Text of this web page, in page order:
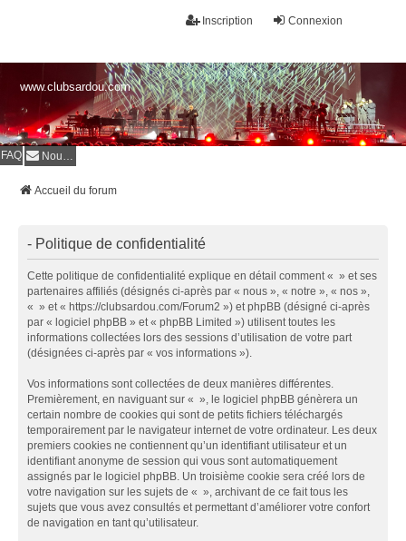
Connexion
Inscription
www.clubsardou.com
FAQ Nous contacter
Accueil du forum
- Politique de confidentialité
Cette politique de confidentialité explique en détail comment « » et ses
partenaires affiliés (désignés ci-après par « nous », « notre », « nos »,
« » et « https://clubsardou.com/Forum2 ») et phpBB (désigné ci-après
par « logiciel phpBB » et « phpBB Limited ») utilisent toutes les
informations collectées lors des sessions d’utilisation de votre part
(désignées ci-après par « vos informations »).
Vos informations sont collectées de deux manières différentes.
Premièrement, en naviguant sur « », le logiciel phpBB génèrera un
certain nombre de cookies qui sont de petits fichiers téléchargés
temporairement par le navigateur internet de votre ordinateur. Les deux
premiers cookies ne contiennent qu’un identifiant utilisateur et un
identifiant anonyme de session qui vous sont automatiquement
assignés par le logiciel phpBB. Un troisième cookie sera créé lors de
votre navigation sur les sujets de « », archivant de ce fait tous les
sujets que vous avez consultés et permettant d’améliorer votre confort
de navigation en tant qu’utilisateur.